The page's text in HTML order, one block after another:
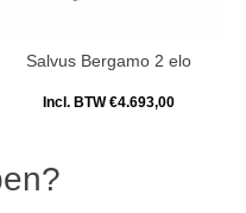
Salvus Bergamo 2 elo
Incl. BTW €4.693,00